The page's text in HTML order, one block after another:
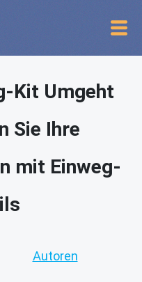
Kit Umgeht
Sie Ihre
mit Einweg-
Autoren